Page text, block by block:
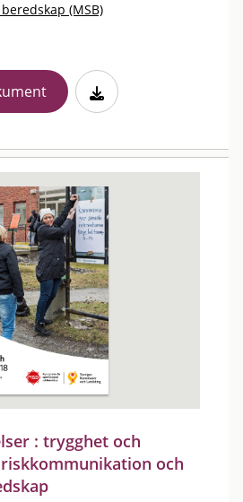
(MSB)
: trygghet och
och